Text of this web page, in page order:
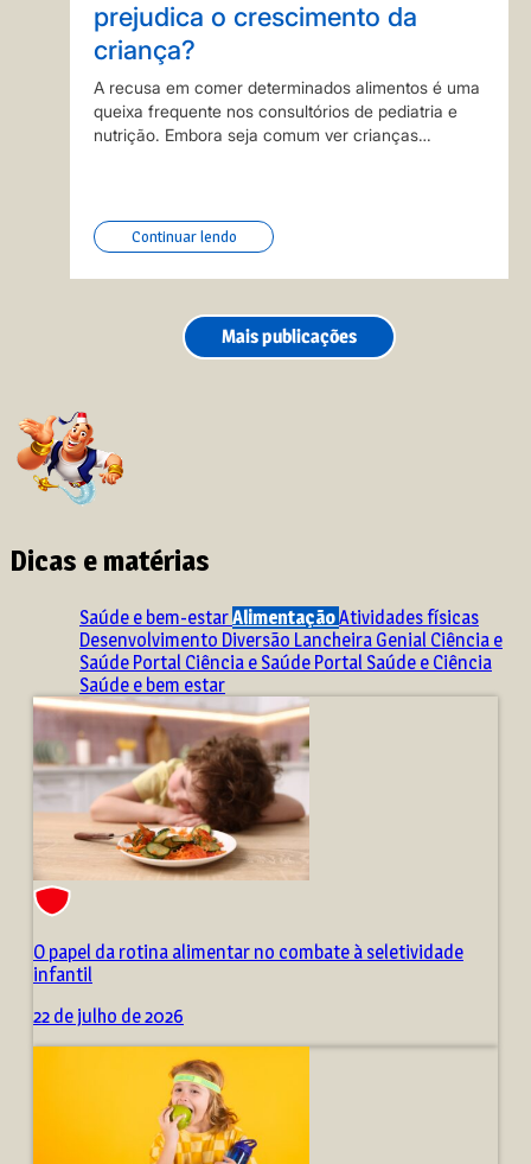
prejudica o crescimento da
criança?
A recusa em comer determinados alimentos é uma
queixa frequente nos consultórios de pediatria e
nutrição. Embora seja comum ver crianças
se…
Continuar lendo
Mais publicações
Dicas e matérias
Saúde e bem-estarAlimentaçãoAtividades físicas
DesenvolvimentoDiversãoLancheira GenialCiência e
SaúdePortal Ciência e SaúdePortal Saúde e Ciência
Saúde e bem estar
O papel da rotina alimentar no combate à seletividade
infantil
22 de julho de 2026